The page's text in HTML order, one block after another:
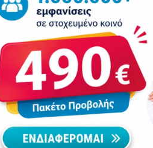
Προβολή Ιατρού
Ελλάς Α.Ε. για Ελλάδα και Κύπρο